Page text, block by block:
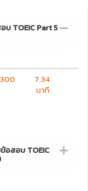
TOEIC Part 5
7.34
นาที
อสอบ TOEIC